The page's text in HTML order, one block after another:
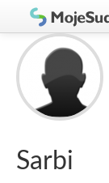
Graj w Sudoku!
Zasady Sudoku
Rankingi
Gracze
Sarbi